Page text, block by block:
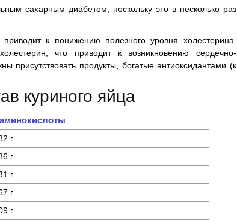
сахарным диабетом, поскольку это в несколько раз
к понижению полезного уровня холестерина.
что приводит к возникновению сердечно-
присутствовать продукты, богатые антиоксидантами (к
куриного яйца
г
г
г
г
г